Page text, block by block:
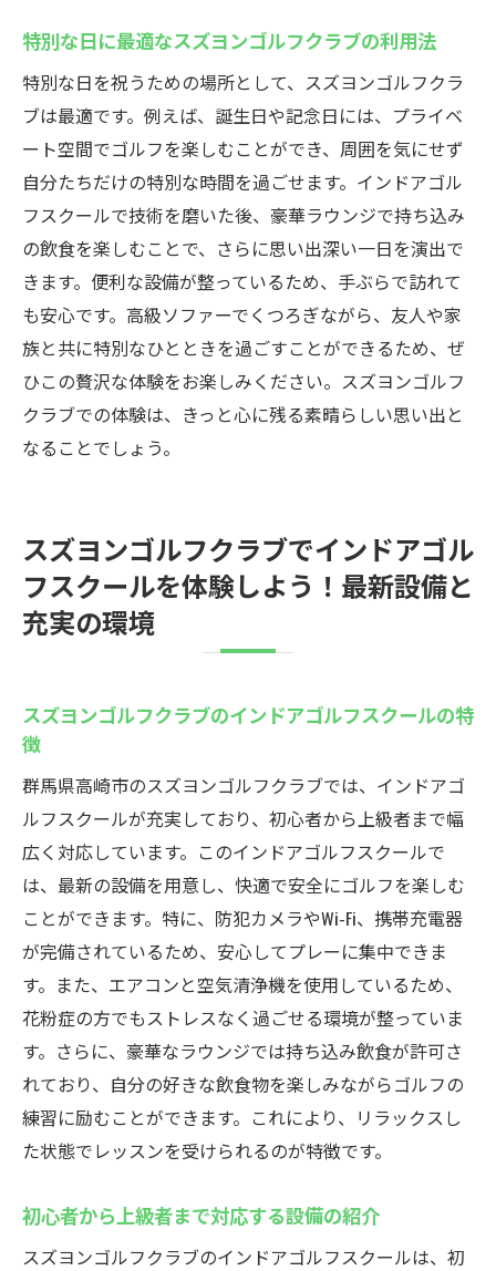
特別な日に最適なスズヨンゴルフクラブの利用法
特別な日を祝うための場所として、スズヨンゴルフクラ
ブは最適です。例えば、誕生日や記念日には、プライベ
ート空間でゴルフを楽しむことができ、周囲を気にせず
自分たちだけの特別な時間を過ごせます。インドアゴル
フスクールで技術を磨いた後、豪華ラウンジで持ち込み
の飲食を楽しむことで、さらに思い出深い一日を演出で
きます。便利な設備が整っているため、手ぶらで訪れて
も安心です。高級ソファーでくつろぎながら、友人や家
族と共に特別なひとときを過ごすことができるため、ぜ
ひこの贅沢な体験をお楽しみください。スズヨンゴルフ
クラブでの体験は、きっと心に残る素晴らしい思い出と
なることでしょう。
スズヨンゴルフクラブでインドアゴル
フスクールを体験しよう！最新設備と
充実の環境
スズヨンゴルフクラブのインドアゴルフスクールの特
徴
群馬県高崎市のスズヨンゴルフクラブでは、インドアゴ
ルフスクールが充実しており、初心者から上級者まで幅
広く対応しています。このインドアゴルフスクールで
は、最新の設備を用意し、快適で安全にゴルフを楽しむ
ことができます。特に、防犯カメラやWi-Fi、携帯充電器
が完備されているため、安心してプレーに集中できま
す。また、エアコンと空気清浄機を使用しているため、
花粉症の方でもストレスなく過ごせる環境が整っていま
す。さらに、豪華なラウンジでは持ち込み飲食が許可さ
れており、自分の好きな飲食物を楽しみながらゴルフの
練習に励むことができます。これにより、リラックスし
た状態でレッスンを受けられるのが特徴です。
初心者から上級者まで対応する設備の紹介
スズヨンゴルフクラブのインドアゴルフスクールは、初